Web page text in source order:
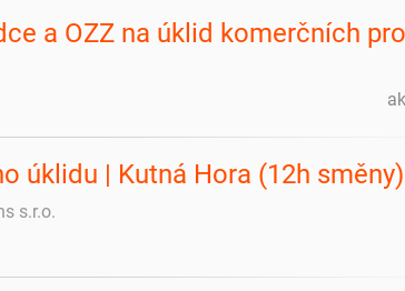
a OZZ na úklid komerčních
úklidu | Kutná Hora (12h směny)
s.r.o.